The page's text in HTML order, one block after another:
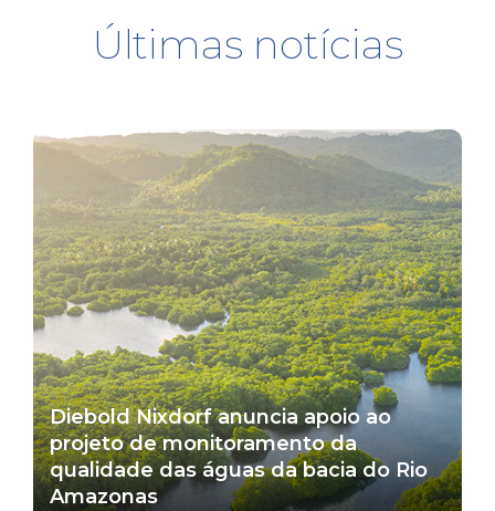
Últimas notícias
Diebold Nixdorf anuncia apoio ao
projeto de monitoramento da
qualidade das águas da bacia do Rio
Amazonas